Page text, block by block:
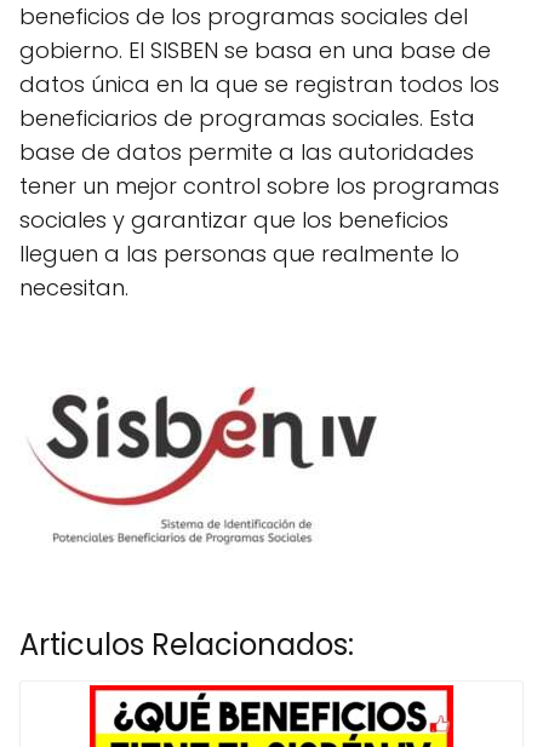
beneficios de los programas sociales del
gobierno. El SISBEN se basa en una base de
datos única en la que se registran todos los
beneficiarios de programas sociales. Esta
base de datos permite a las autoridades
tener un mejor control sobre los programas
sociales y garantizar que los beneficios
lleguen a las personas que realmente lo
necesitan.
Articulos Relacionados: